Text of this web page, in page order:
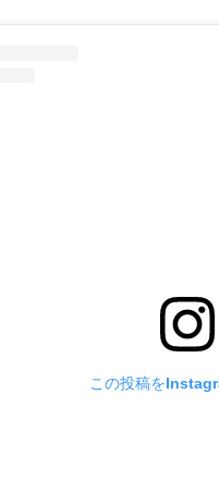
この投稿を